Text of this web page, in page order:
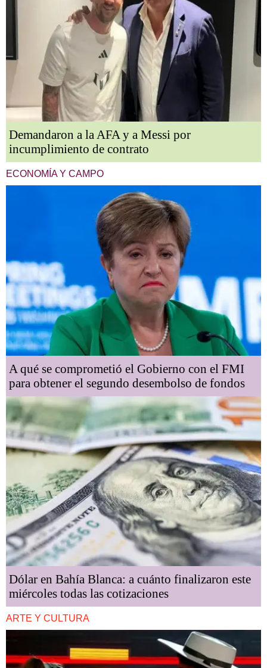
Demandaron a la AFA y a Messi por
incumplimiento de contrato
ECONOMÍA Y CAMPO
A qué se comprometió el Gobierno con el FMI
para obtener el segundo desembolso de fondos
Dólar en Bahía Blanca: a cuánto finalizaron este
miércoles todas las cotizaciones
ARTE Y CULTURA